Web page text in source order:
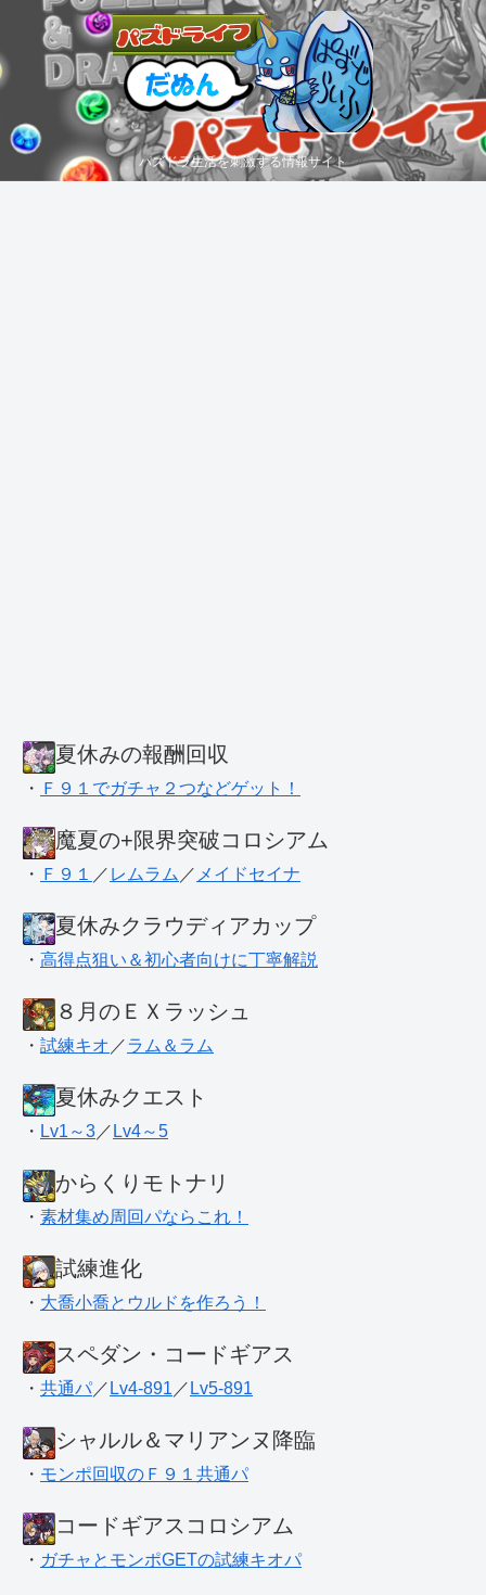
パズドラ生活を刺激する情報サイト
夏休みの報酬回収
・ Ｆ９１でガチャ２つなどゲット！
魔夏の+限界突破コロシアム
・ Ｆ９１ ／ レムラム ／ メイドセイナ
夏休みクラウディアカップ
・ 高得点狙い＆初心者向けに丁寧解説
８月のＥＸラッシュ
・ 試練キオ ／ラム＆ラム
夏休みクエスト
・ Lv1～3 ／ Lv4～5
からくりモトナリ
・ 素材集め周回パならこれ！
試練進化
・ 大喬小喬とウルドを作ろう！
スペダン・コードギアス
・ 共通パ ／ Lv4-891 ／ Lv5-891
シャルル＆マリアンヌ降臨
・ モンポ回収のＦ９１共通パ
コードギアスコロシアム
・ ガチャとモンポGETの試練キオパ